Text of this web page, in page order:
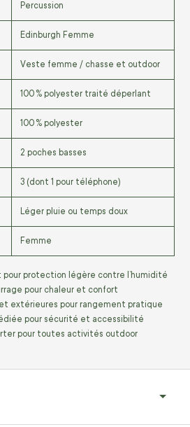
Percussion
Edinburgh Femme
Veste femme / chasse et outdoor
100 % polyester traité déperlant
100 % polyester
2 poches basses
3 (dont 1 pour téléphone)
Léger pluie ou temps doux
Femme
pour protection légère contre l’humidité
pour chaleur et confort
extérieures pour rangement pratique
pour sécurité et accessibilité
pour toutes activités outdoor